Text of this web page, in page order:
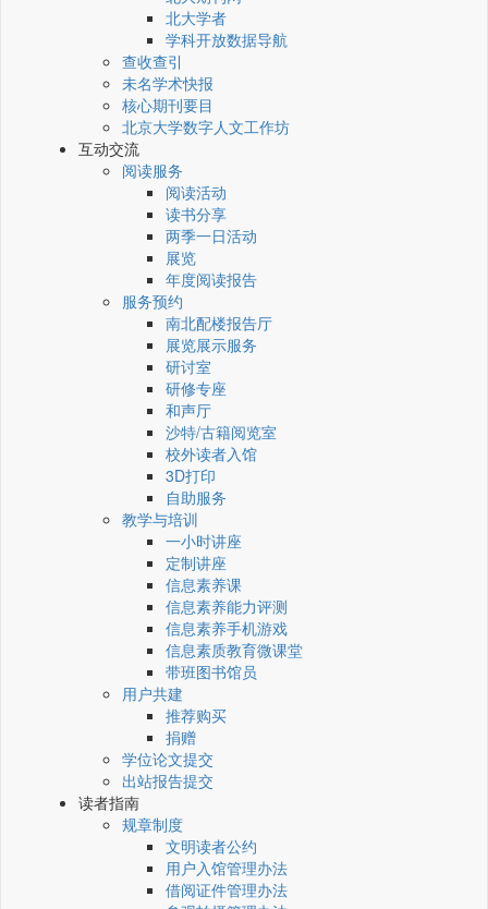
北大学者
学科开放数据导航
查收查引
未名学术快报
核心期刊要目
北京大学数字人文工作坊
互动交流
阅读服务
阅读活动
读书分享
两季一日活动
展览
年度阅读报告
服务预约
南北配楼报告厅
展览展示服务
研讨室
研修专座
和声厅
沙特/古籍阅览室
校外读者入馆
3D打印
自助服务
教学与培训
一小时讲座
定制讲座
信息素养课
信息素养能力评测
信息素养手机游戏
信息素质教育微课堂
带班图书馆员
用户共建
推荐购买
捐赠
学位论文提交
出站报告提交
读者指南
规章制度
文明读者公约
用户入馆管理办法
借阅证件管理办法